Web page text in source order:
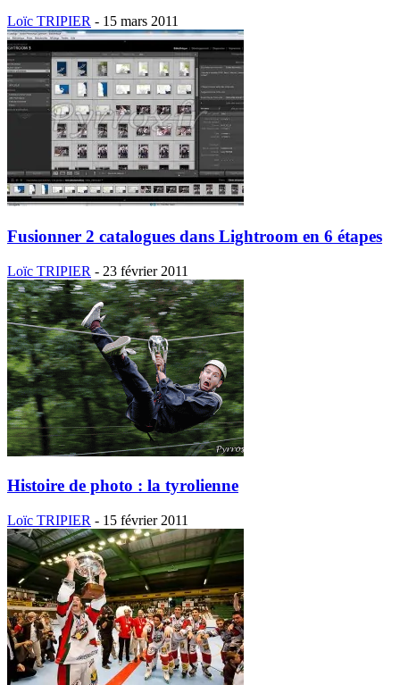
Loïc TRIPIER - 15 mars 2011
Fusionner 2 catalogues dans Lightroom en 6 étapes
Loïc TRIPIER - 23 février 2011
Histoire de photo : la tyrolienne
Loïc TRIPIER - 15 février 2011